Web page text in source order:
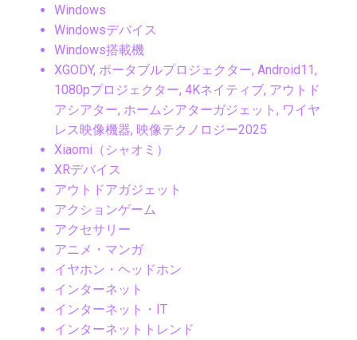
Windows
Windowsデバイス
Windows搭載機
XGODY, ポータブルプロジェクター, Android11,
1080pプロジェクター, 4Kネイティブ, アウトド
アシアター, ホームシアターガジェット, ワイヤ
レス映像機器, 映像テクノロジー2025
Xiaomi（シャオミ）
XRデバイス
アウトドアガジェット
アクションゲーム
アクセサリー
アニメ・マンガ
イヤホン・ヘッドホン
インターネット
インターネット・IT
インターネットトレンド